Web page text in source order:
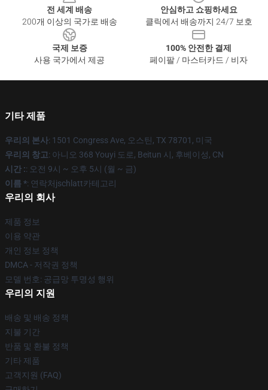
전 세계 배송
200개 이상의 국가로 배송
안심하고 쇼핑하세요
클릭에서 배송까지 24/7 보호
국제 보증
사용 국가에서 제공
100% 안전한 결제
페이팔 / 마스터카드 / 비자
기타 제품
우리의 본사: 1501 Congress Ave, 오스틴, TX 78701, 미국
우리의 창고: 아니오 368 Youyi 도로, Beitun 시, 후베이성, CN
시간 :: 오전 9시 ~ 오후 5시 (월 ~ 금)
이름 *: 연락처jschlatt카테고리
우리의 회사
제품 정보
이용 약관
개인 정보 정책
DMCA - 저작권 정책
모델 번호: 공급망 투명성 행위
우리의 지원
배송 및 배송 정책
지불 기간
반품 및 환불 정책
기타 제품
고객지원 (FAQ)